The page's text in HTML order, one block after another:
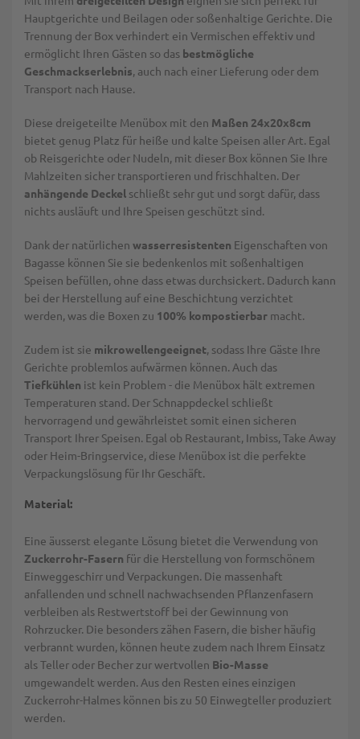
Hauptgerichte und Beilagen oder soßenhaltige Gerichte. Die
Trennung der Box verhindert ein Vermischen effektiv und
ermöglicht Ihren Gästen so das bestmögliche
Geschmackserlebnis, auch nach einer Lieferung oder dem
Transport nach Hause.
Diese dreigeteilte Menübox mit den Maßen 24x20x8cm
bietet genug Platz für heiße und kalte Speisen aller Art. Egal
ob Reisgerichte oder Nudeln, mit dieser Box können Sie Ihre
Mahlzeiten sicher transportieren und frischhalten. Der
anhängende Deckel schließt sehr gut und sorgt dafür, dass
nichts ausläuft und Ihre Speisen geschützt sind.
Dank der natürlichen wasserresistenten Eigenschaften von
Bagasse können Sie sie bedenkenlos mit soßenhaltigen
Speisen befüllen, ohne dass etwas durchsickert. Dadurch kann
bei der Herstellung auf eine Beschichtung verzichtet
werden, was die Boxen zu 100% kompostierbar macht.
Zudem ist sie mikrowellengeeignet, sodass Ihre Gäste Ihre
Gerichte problemlos aufwärmen können. Auch das
Tiefkühlen ist kein Problem - die Menübox hält extremen
Temperaturen stand. Der Schnappdeckel schließt
hervorragend und gewährleistet somit einen sicheren
Transport Ihrer Speisen. Egal ob Restaurant, Imbiss, Take Away
oder Heim-Bringservice, diese Menübox ist die perfekte
Verpackungslösung für Ihr Geschäft.
Material:
Eine äusserst elegante Lösung bietet die Verwendung von
Zuckerrohr-Fasern für die Herstellung von formschönem
Einweggeschirr und Verpackungen. Die massenhaft
anfallenden und schnell nachwachsenden Pflanzenfasern
verbleiben als Restwertstoff bei der Gewinnung von
Rohrzucker. Die besonders zähen Fasern, die bisher häufig
verbrannt wurden, können heute zudem nach Ihrem Einsatz
als Teller oder Becher zur wertvollen Bio-Masse
umgewandelt werden. Aus den Resten eines einzigen
Zuckerrohr-Halmes können bis zu 50 Einwegteller produziert
werden.